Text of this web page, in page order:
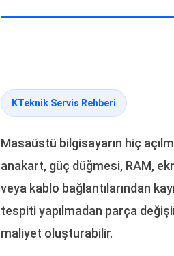
KTeknik Servis Rehberi
Masaüstü bilgisayarın hiç
anakart, güç düğmesi, RAM,
veya kablo bağlantılarından
tespiti yapılmadan parça
maliyet oluşturabilir.